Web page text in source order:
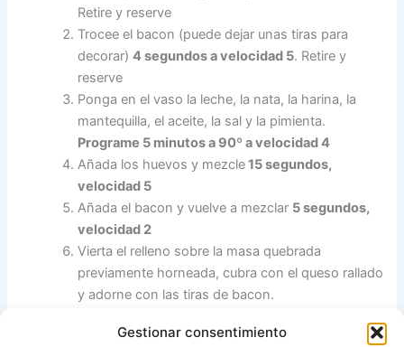
Gestionar consentimiento
Retire y reserve
Trocee el bacon (puede dejar unas tiras para
decorar)4 segundos a velocidad 5. Retire y
reserve
Ponga en el vaso la leche, la nata, la harina, la
mantequilla, el aceite, la sal y la pimienta.
Programe 5 minutos a 90º a velocidad 4
Añada los huevos y mezcle15 segundos,
velocidad 5
Añada el bacon y vuelve a mezclar 5 segundos,
velocidad 2
Vierta el relleno sobre la masa quebrada
previamente horneada, cubra con el queso rallado
y adorne con las tiras de bacon.
hecho (puede comprobarlo pinchando con una